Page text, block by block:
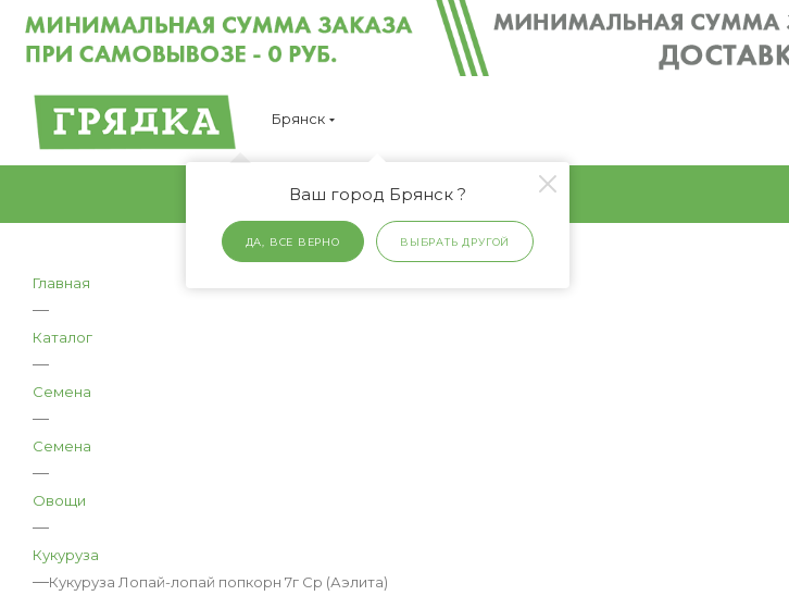
Брянск
Ваш город Брянск ?
ДА, ВСЕ ВЕРНО ВЫБРАТЬ ДРУГОЙ
Главная
—
Каталог
—
Семена
—
Семена
—
Овощи
—
Кукуруза
—Кукуруза Лопай-лопай попкорн 7г Ср (Аэлита)